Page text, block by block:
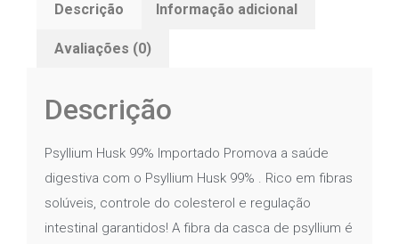
Descrição Informação adicional
Avaliações (0)
Descrição
Psyllium Husk 99% Importado Promova a saúde
digestiva com o Psyllium Husk 99% . Rico em fibras
solúveis, controle do colesterol e regulação
intestinal garantidos! A fibra da casca de psyllium é